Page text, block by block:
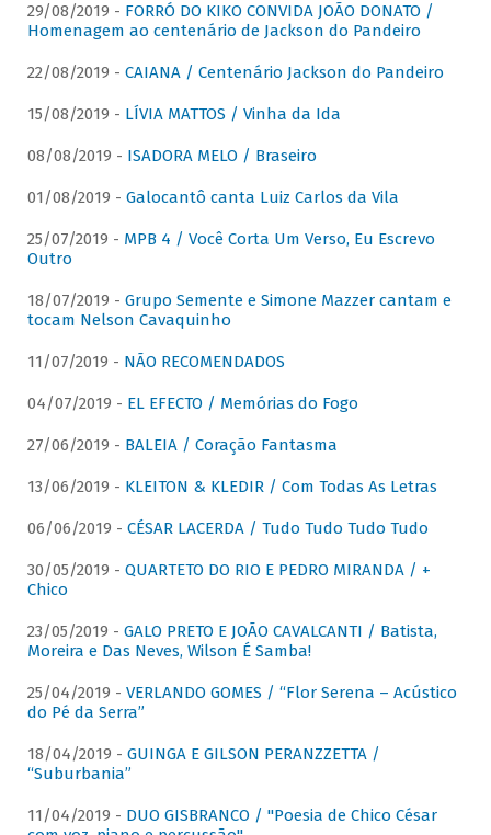
29/08/2019 - FORRÓ DO KIKO CONVIDA JOÃO DONATO /
Homenagem ao centenário de Jackson do Pandeiro
22/08/2019 - CAIANA / Centenário Jackson do Pandeiro
15/08/2019 - LÍVIA MATTOS / Vinha da Ida
08/08/2019 - ISADORA MELO / Braseiro
01/08/2019 - Galocantô canta Luiz Carlos da Vila
25/07/2019 - MPB 4 / Você Corta Um Verso, Eu Escrevo
Outro
18/07/2019 - Grupo Semente e Simone Mazzer cantam e
tocam Nelson Cavaquinho
11/07/2019 - NÃO RECOMENDADOS
04/07/2019 - EL EFECTO / Memórias do Fogo
27/06/2019 - BALEIA / Coração Fantasma
13/06/2019 - KLEITON & KLEDIR / Com Todas As Letras
06/06/2019 - CÉSAR LACERDA / Tudo Tudo Tudo Tudo
30/05/2019 - QUARTETO DO RIO E PEDRO MIRANDA / +
Chico
23/05/2019 - GALO PRETO E JOÃO CAVALCANTI / Batista,
Moreira e Das Neves, Wilson É Samba!
25/04/2019 - VERLANDO GOMES / “Flor Serena – Acústico
do Pé da Serra”
18/04/2019 - GUINGA E GILSON PERANZZETTA /
“Suburbania”
11/04/2019 - DUO GISBRANCO / "Poesia de Chico César